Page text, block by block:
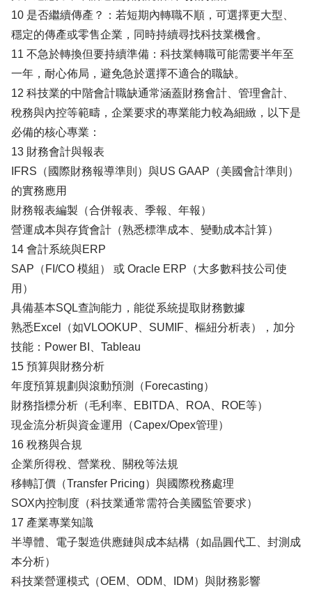
10 是否繼續傳產？：若短期內轉職不順，可選擇更大型、
穩定的傳產或零售企業，同時持續尋找科技業機會。
11 不急於轉換但要持續準備：科技業轉職可能需要半年至
一年，耐心佈局，避免急於選擇不適合的職缺。
12 科技業的中階會計職缺通常涵蓋財務會計、管理會計、
稅務與內控等範疇，企業要求的專業能力較為細緻，以下是
必備的核心專業：
13 財務會計與報表
IFRS（國際財務報導準則）與US GAAP（美國會計準則）
的實務應用
財務報表編製（合併報表、季報、年報）
營運成本與存貨會計（熟悉標準成本、變動成本計算）
14 會計系統與ERP
SAP（FI/CO 模組） 或 Oracle ERP（大多數科技公司使
用）
具備基本SQL查詢能力，能從系統提取財務數據
熟悉Excel（如VLOOKUP、SUMIF、樞紐分析表），加分
技能：Power BI、Tableau
15 預算與財務分析
年度預算規劃與滾動預測（Forecasting）
財務指標分析（毛利率、EBITDA、ROA、ROE等）
現金流分析與資金運用（Capex/Opex管理）
16 稅務與合規
企業所得稅、營業稅、關稅等法規
移轉訂價（Transfer Pricing）與國際稅務處理
SOX內控制度（科技業通常需符合美國監管要求）
17 產業專業知識
半導體、電子製造供應鏈與成本結構（如晶圓代工、封測成
本分析）
科技業營運模式（OEM、ODM、IDM）與財務影響